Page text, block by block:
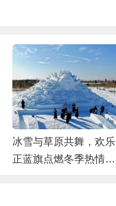
冰雪与草原共舞，欢乐
正蓝旗点燃冬季热情